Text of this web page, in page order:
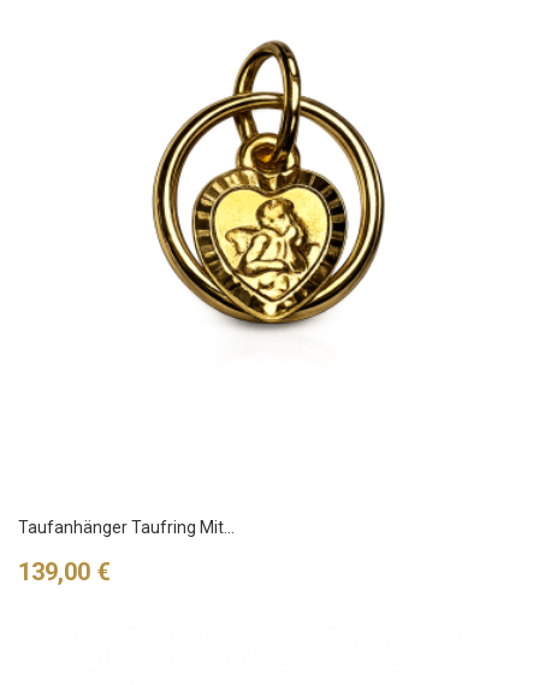
Taufanhänger Taufring Mit...
Preis
139,00 €